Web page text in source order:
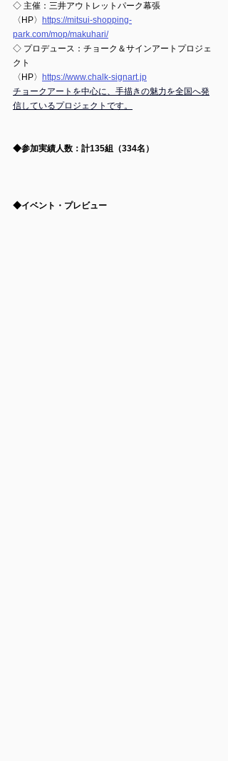
◇ 主催：三井アウトレットパーク幕張
〈HP〉
https://mitsui-shopping-
park.com/mop/makuhari/
◇ プロデュース：チョーク＆サインアートプロジェ
クト
〈HP〉
https://www.chalk-signart.jp
チョークアートを中心に、手描きの魅力を全国へ発
信しているプロジェクトです。
◆参加実績人数：計135組（334名）
◆イベント・プレビュー